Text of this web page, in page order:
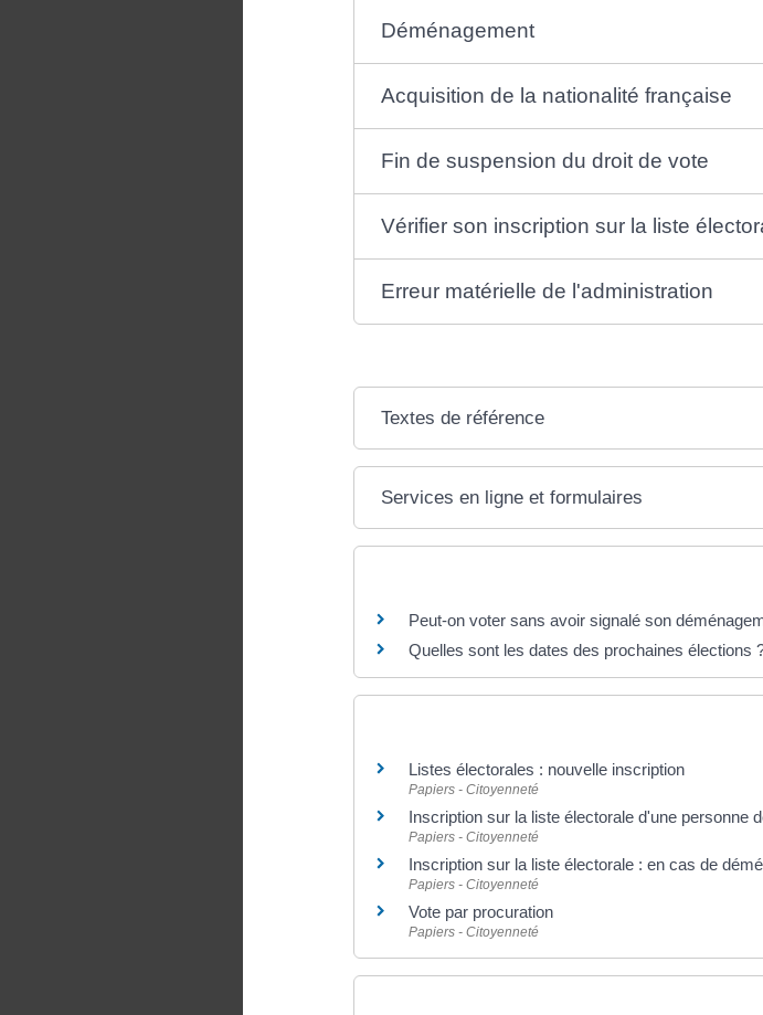
Déménagement
Acquisition de la nationalité française
Fin de suspension du droit de vote
Vérifier son inscription sur la liste
Erreur matérielle de l'administration
Textes de référence
Services en ligne et formulaires
Peut-on voter sans avoir signalé son
Quelles sont les dates des prochaines élections
Listes électorales : nouvelle inscription
Papiers - Citoyenneté
Inscription sur la liste électorale d'une personne
Papiers - Citoyenneté
Inscription sur la liste électorale : en cas de
Papiers - Citoyenneté
Vote par procuration
Papiers - Citoyenneté